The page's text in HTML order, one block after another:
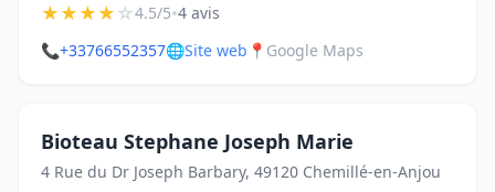
★★★★☆4.5/5•4 avis
📞+33766552357🌐Site web 📍 Google Maps
Bioteau Stephane Joseph Marie
4 Rue du Dr Joseph Barbary, 49120 Chemillé-en-Anjou